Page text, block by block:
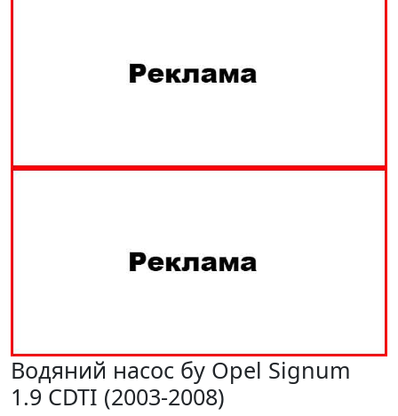
Водяний насос бу Opel Signum
1.9 CDTI (2003-2008)